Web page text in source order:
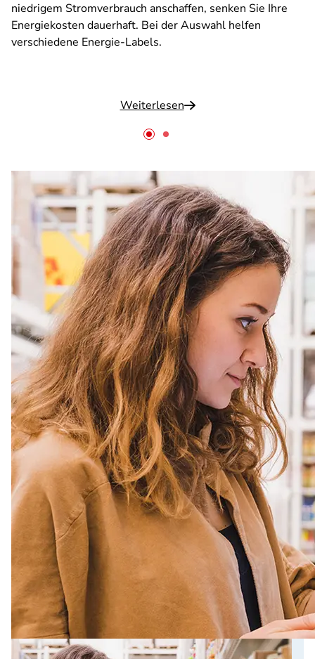
niedrigem Stromverbrauch anschaffen, senken Sie Ihre
Energiekosten dauerhaft. Bei der Auswahl helfen
verschiedene Energie-Labels.
Weiterlesen